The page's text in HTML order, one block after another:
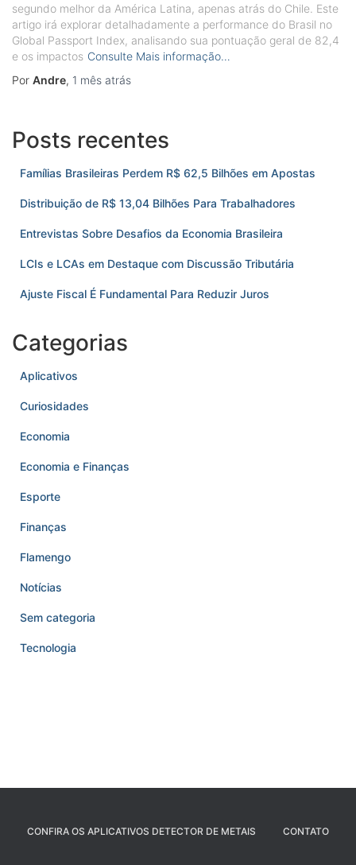
segundo melhor da América Latina, apenas atrás do Chile. Este
artigo irá explorar detalhadamente a performance do Brasil no
Global Passport Index, analisando sua pontuação geral de 82,4
e os impactos Consulte Mais informação…
Por Andre, 1 mês atrás
Posts recentes
Famílias Brasileiras Perdem R$ 62,5 Bilhões em Apostas
Distribuição de R$ 13,04 Bilhões Para Trabalhadores
Entrevistas Sobre Desafios da Economia Brasileira
LCIs e LCAs em Destaque com Discussão Tributária
Ajuste Fiscal É Fundamental Para Reduzir Juros
Categorias
Aplicativos
Curiosidades
Economia
Economia e Finanças
Esporte
Finanças
Flamengo
Notícias
Sem categoria
Tecnologia
CONFIRA OS APLICATIVOS DETECTOR DE METAIS CONTATO